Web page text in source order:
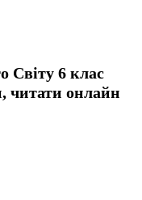
Свiту 6 клас
читати онлайн